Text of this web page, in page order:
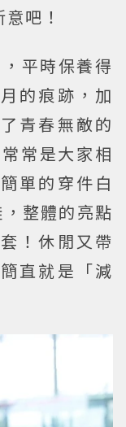
吧！
，平時保養得
的痕跡，加
青春無敵的
常常是大家相
單的穿件白
整體的亮點
！休閒又帶
直就是「減